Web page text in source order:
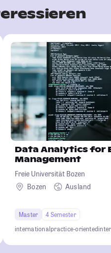
Data Analytics for
Management
Freie Universität Bozen
Bozen
Ausland
Master
4 Semester
internationalpractice-oriented